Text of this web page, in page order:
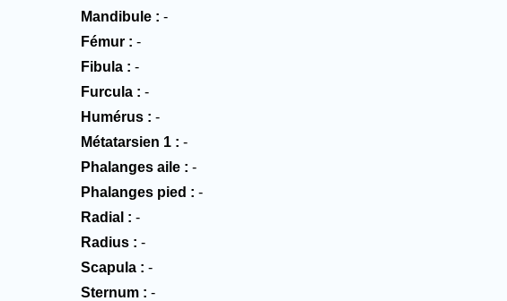
Mandibule
-
Fémur
-
Fibula
-
Furcula
-
Humérus
-
Métatarsien 1
-
Phalanges aile
-
Phalanges pied
-
Radial
-
Radius
-
Scapula
-
Sternum
-